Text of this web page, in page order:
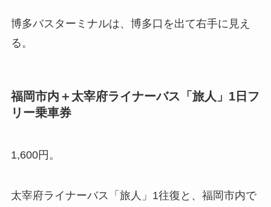
博多バスターミナルは、博多口を出て右手に見え
る。
福岡市内＋太宰府ライナーバス「旅人」1日フ
リー乗車券
1,600円。
太宰府ライナーバス「旅人」1往復と、福岡市内で